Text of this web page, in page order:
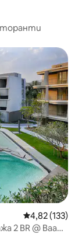
Средна
4,82 (133)
2 BR @ Baan